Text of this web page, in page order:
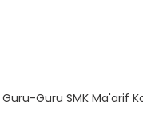
Guru SMK Ma'arif